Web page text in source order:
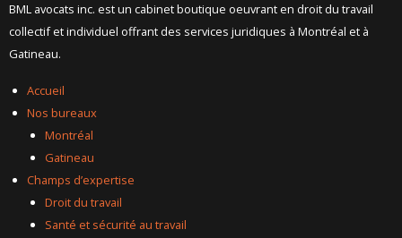
BML avocats inc. est un cabinet boutique oeuvrant en droit du travail
collectif et individuel offrant des services juridiques à Montréal et à
Gatineau.
Accueil
Nos bureaux
Montréal
Gatineau
Champs d’expertise
Droit du travail
Santé et sécurité au travail